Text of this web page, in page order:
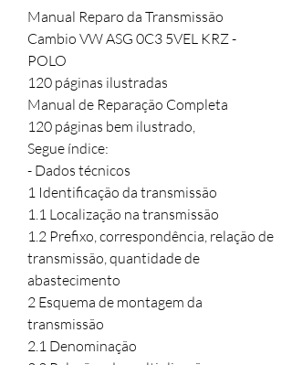
Manual Reparo da Transmissão
Cambio VW ASG 0C3 5VEL KRZ -
POLO
120 páginas ilustradas
Manual de Reparação Completa
120 páginas bem ilustrado,
Segue índice:
- Dados técnicos
1 Identificação da transmissão
1.1 Localização na transmissão
1.2 Prefixo, correspondência, relação de
transmissão, quantidade de
abastecimento
2 Esquema de montagem da
transmissão
2.1 Denominação